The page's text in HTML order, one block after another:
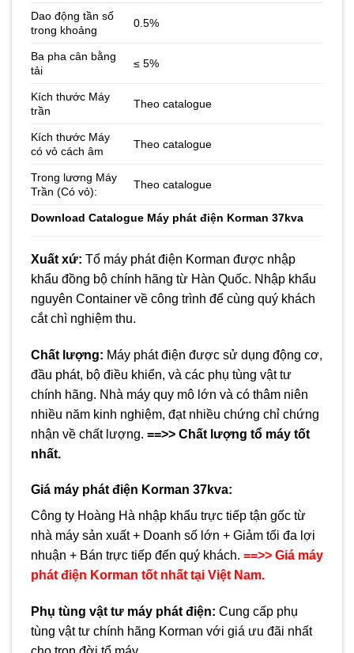
Dao động tần số
trong khoảng
0.5%
Ba pha cân bằng
tải
≤ 5%
Kích thước Máy
trần
Theo catalogue
Kích thước Máy
có vỏ cách âm
Theo catalogue
Trong lương Máy
Trần (Có vỏ):
Theo catalogue
Download Catalogue Máy phát điện Korman 37kva
Xuất xứ: Tổ máy phát điện Korman được nhập
khẩu đồng bộ chính hãng từ Hàn Quốc. Nhập khẩu
nguyên Container về công trình để cùng quý khách
cắt chì nghiệm thu.
Chất lượng: Máy phát điện được sử dụng động cơ,
đầu phát, bộ điều khiển, và các phụ tùng vật tư
chính hãng. Nhà máy quy mô lớn và có thâm niên
nhiều năm kinh nghiệm, đạt nhiều chứng chỉ chứng
nhận về chất lượng. ==>> Chất lượng tổ máy tốt
nhất.
Giá máy phát điện Korman 37kva:
Công ty Hoàng Hà nhập khẩu trực tiếp tận gốc từ
nhà máy sản xuất + Doanh số lớn + Giảm tối đa lợi
nhuận + Bán trực tiếp đến quý khách. ==>> Giá máy
phát điện Korman tốt nhất tại Việt Nam.
Phụ tùng vật tư máy phát điện: Cung cấp phụ
tùng vật tư chính hãng Korman với giá ưu đãi nhất